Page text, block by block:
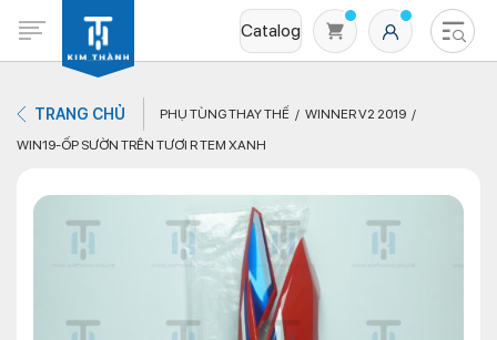
Catalog
Không có sản phẩm nào trong giỏ hàng
TRANG CHỦ PHỤ TÙNG THAY THẾ
WINNER V2 2019
WIN19-ỐP SƯỜN TRÊN TƯƠI R TEM XANH